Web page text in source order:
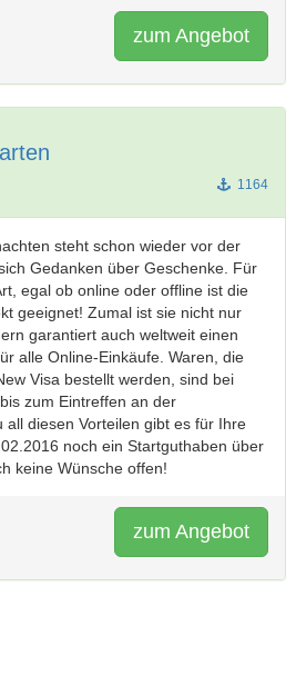
zum Angebot
1164
steht schon wieder vor der
Gedanken über Geschenke. Für
egal ob online oder offline ist die
geeignet! Zumal ist sie nicht nur
garantiert auch weltweit einen
alle Online-Einkäufe. Waren, die
Visa bestellt werden, sind bei
zum Eintreffen an der
diesen Vorteilen gibt es für Ihre
noch ein Startguthaben über
keine Wünsche offen!
zum Angebot